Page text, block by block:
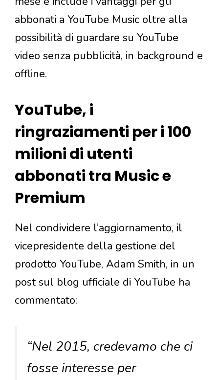
abbonati a YouTube Music oltre alla
possibilità di guardare su YouTube
video senza pubblicità, in background e
offline.
YouTube, i
ringraziamenti per i 100
milioni di utenti
abbonati tra Music e
Premium
Nel condividere l’aggiornamento, il
vicepresidente della gestione del
prodotto YouTube, Adam Smith, in un
post sul blog ufficiale di YouTube ha
commentato:
“Nel 2015, credevamo che ci
fosse interesse per